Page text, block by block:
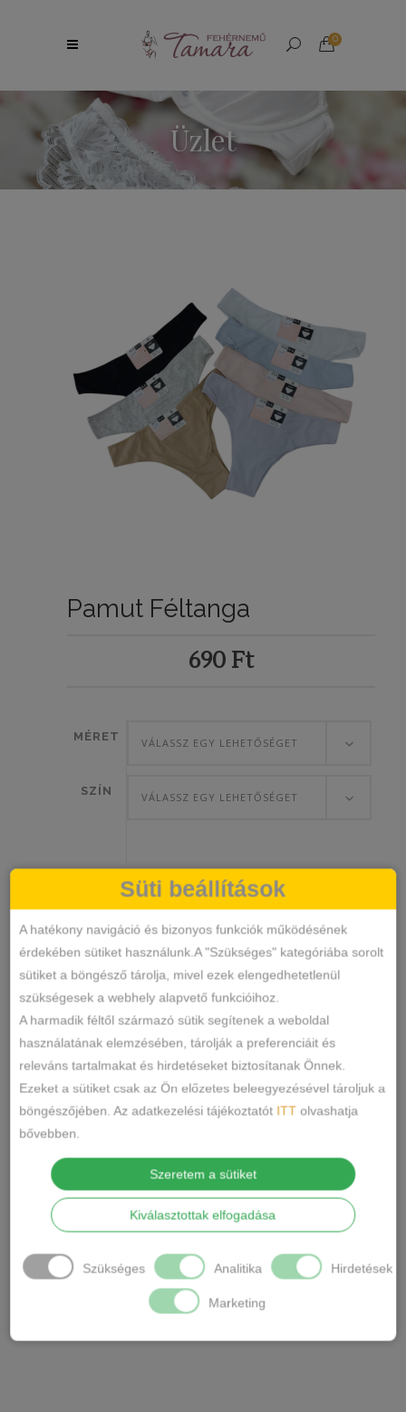
0
Üzlet
Pamut Féltanga
690 Ft
MÉRET VÁLASSZ EGY LEHETŐSÉGET
SZÍN VÁLASSZ EGY LEHETŐSÉGET
Féltanga
mennyiség
534
KATEGÓRIÁK Alsónemű Féltanga
CÍMKÉK
Márka: Hana
MEGOSZTÁS
LEÍRÁS
TOVÁBBI INFORMÁCIÓK
Anyaga:95% pamut,5% elastan
Ápolás: Gépben mosható.
A hétköznapi darabok egyik legkedveltebb
Süti beállítások
A hatékony navigáció és bizonyos funkciók működésének
érdekében sütiket használunk.A "Szükséges" kategóriába sorolt
sütiket a böngésző tárolja, mivel ezek elengedhetetlenül
szükségesek a webhely alapvető funkcióihoz.
A harmadik féltől származó sütik segítenek a weboldal
használatának elemzésében, tárolják a preferenciáit és
releváns tartalmakat és hirdetéseket biztosítanak Önnek.
Ezeket a sütiket csak az Ön előzetes beleegyezésével tároljuk a
böngészőjében. Az adatkezelési tájékoztatót ITT olvashatja
bővebben.
Szeretem a sütiket
Kiválasztottak elfogadása
Szükséges Analitika Hirdetések
Marketing